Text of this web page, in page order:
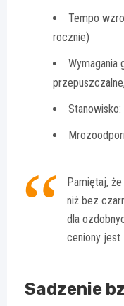
Tempo
rocznie)
Wymagania
Stanowisko:
Pamiętaj,
niż bez
dla
ceniony jest
Sadzenie